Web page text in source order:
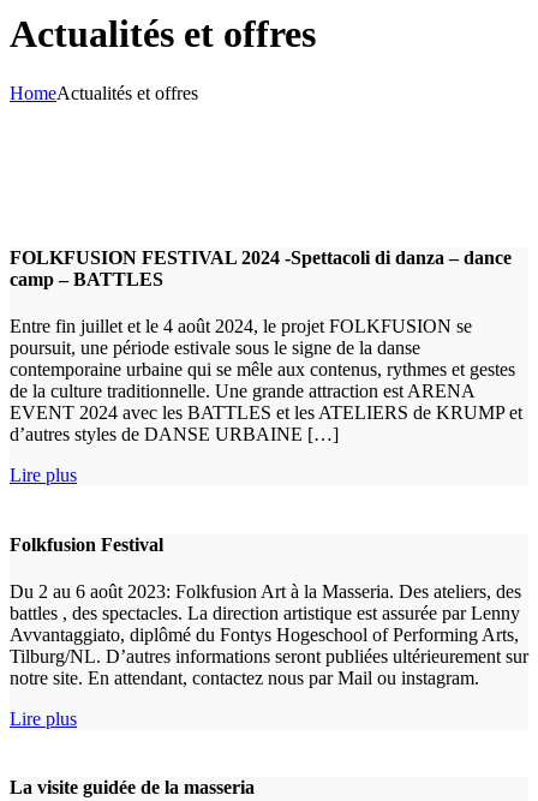
Actualités et offres
HomeActualités et offres
FOLKFUSION FESTIVAL 2024 -Spettacoli di danza – dance
camp – BATTLES
Entre fin juillet et le 4 août 2024, le projet FOLKFUSION se
poursuit, une période estivale sous le signe de la danse
contemporaine urbaine qui se mêle aux contenus, rythmes et gestes
de la culture traditionnelle. Une grande attraction est ARENA
EVENT 2024 avec les BATTLES et les ATELIERS de KRUMP et
d’autres styles de DANSE URBAINE […]
Lire plus
Folkfusion Festival
Du 2 au 6 août 2023: Folkfusion Art à la Masseria. Des ateliers, des
battles , des spectacles. La direction artistique est assurée par Lenny
Avvantaggiato, diplômé du Fontys Hogeschool of Performing Arts,
Tilburg/NL. D’autres informations seront publiées ultérieurement sur
notre site. En attendant, contactez nous par Mail ou instagram.
Lire plus
La visite guidée de la masseria